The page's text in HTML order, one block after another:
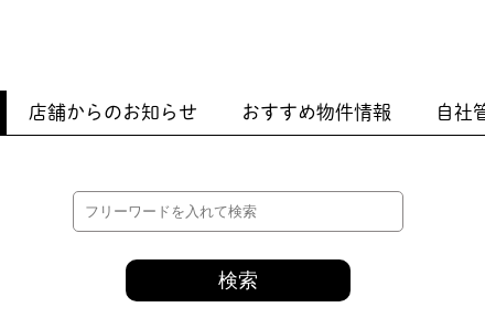
店舗からのお知らせ おすすめ物件情報 自社